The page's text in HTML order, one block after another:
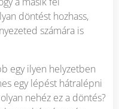
döntést hozhass,
számára is
egy ilyen helyzetben
egy lépést hátralépni
nehéz ez a döntés?